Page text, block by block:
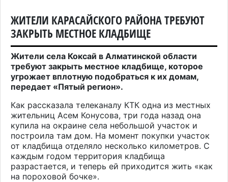
ЖИТЕЛИ КАРАСАЙСКОГО РАЙОНА ТРЕБУЮТ
ЗАКРЫТЬ МЕСТНОЕ КЛАДБИЩЕ
Жители села Коксай в Алматинской области
требуют закрыть местное кладбище, которое
угрожает вплотную подобраться к их домам,
передает «Пятый регион».
Как рассказала телеканалу КТК одна из местных
жительниц Асем Конусова, три года назад она
купила на окраине села небольшой участок и
построила там дом. На момент покупки участок
от кладбища отделяло несколько километров. С
каждым годом территория кладбища
разрастается, и теперь ей приходится жить «как
на пороховой бочке».